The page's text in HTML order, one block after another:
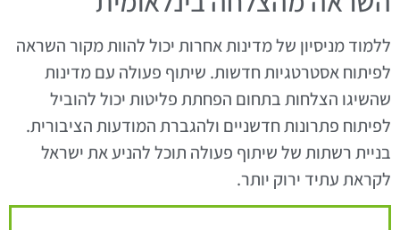
ללמוד מניסיון של מדינות אחרות יכול להוות מקור השראה
לפיתוח אסטרטגיות חדשות. שיתוף פעולה עם מדינות
שהשיגו הצלחות בתחום הפחתת פליטות יכול להוביל
לפיתוח פתרונות חדשניים ולהגברת המודעות הציבורית.
בניית רשתות של שיתוף פעולה תוכל להניע את ישראל
לקראת עתיד ירוק יותר.